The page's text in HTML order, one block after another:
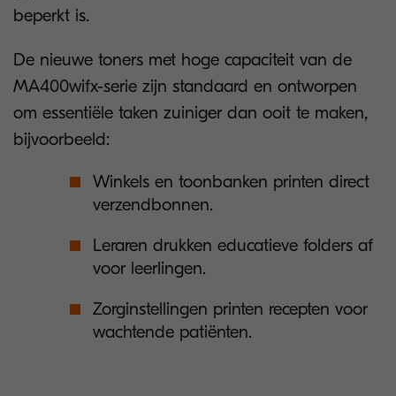
beperkt is.
De nieuwe toners met hoge capaciteit van de
MA400wifx-serie zijn standaard en ontworpen
om essentiële taken zuiniger dan ooit te maken,
bijvoorbeeld:
Winkels en toonbanken printen direct
verzendbonnen.
Leraren drukken educatieve folders af
voor leerlingen.
Zorginstellingen printen recepten voor
wachtende patiënten.